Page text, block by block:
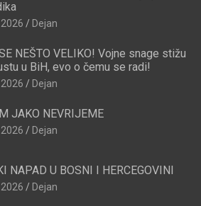
Dejan
NEŠTO VELIKO! Vojne snage stižu
u BiH, evo o čemu se radi!
Dejan
JAKO NEVRIJEME
Dejan
NAPAD U BOSNI I HERCEGOVINI
Dejan